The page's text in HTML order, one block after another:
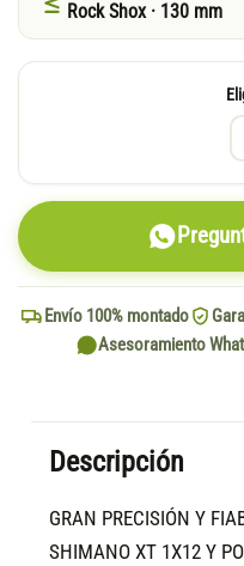
Rock Shox · 130 mm
Envío 100% montado
Asesoramiento
Descripción
GRAN PRECISIÓN Y
SHIMANO XT 1X12 Y